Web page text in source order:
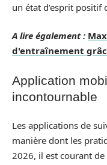
un état d’esprit positif
A lire également :
d'entraînement
Application
incontournable
Les applications de
manière dont les
2026, il est courant de